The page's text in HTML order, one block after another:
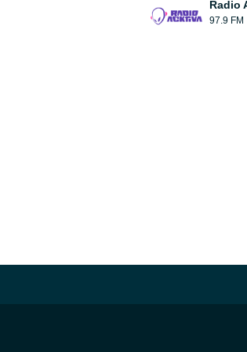
Radio
97.9 FM